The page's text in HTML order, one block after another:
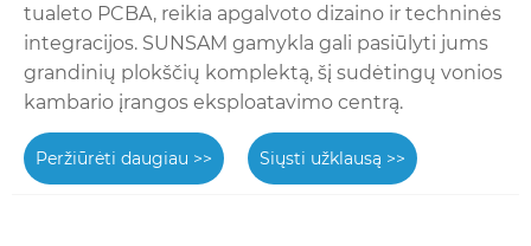
tualeto PCBA, reikia apgalvoto dizaino ir techninės
integracijos. SUNSAM gamykla gali pasiūlyti jums
grandinių plokščių komplektą, šį sudėtingų vonios
kambario įrangos eksploatavimo centrą.
Peržiūrėti daugiau >> Siųsti užklausą >>